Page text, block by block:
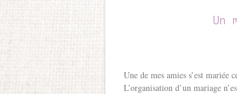
Un
Une de mes amies s’est
L’organisation d’un mariage